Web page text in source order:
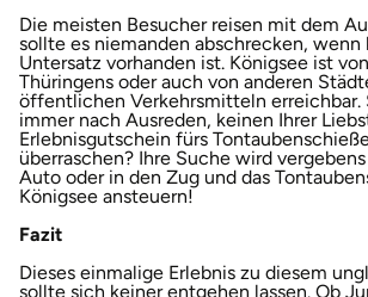
Die meisten Besucher reisen mit dem
sollte es niemanden abschrecken, wenn
Untersatz vorhanden ist. Königsee ist
Thüringens oder auch von anderen
öffentlichen Verkehrsmitteln erreichbar.
immer nach Ausreden, keinen Ihrer
Erlebnisgutschein fürs
überraschen? Ihre Suche wird
Auto oder in den Zug und das
Königsee ansteuern!
Fazit
Dieses einmalige Erlebnis zu diesem
sollte sich keiner entgehen lassen. Ob
Kulmbach
Köln
Landkreis Rostock
Landshut
Langenselbold